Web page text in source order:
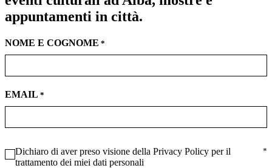
appuntamenti in città.
NOME E COGNOME *
EMAIL *
CONSENSO
*
Dichiaro di aver preso visione della Privacy Policy per il
trattamento dei miei dati personali
*